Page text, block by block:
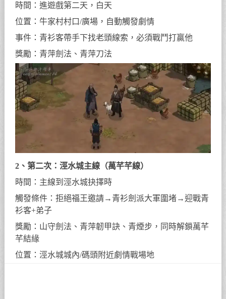
時間：進遊戲第二天，白天
位置：牛家村村口/廣場，自動觸發劇情
事件：青衫客帶手下找老頭線索，必須戰鬥打贏他
獎勵：青萍劍法、青萍刀法
2、第二次：涇水城主線（萬芊芊線）
時間：主線到涇水城抉擇時
觸發條件：拒絕福王邀請→青衫劍派大軍圍堵→迎戰青
衫客+弟子
獎勵：山守劍法、青萍韌甲訣、青煙步，同時解鎖萬芊
芊結緣
位置：涇水城城內/碼頭附近劇情戰場地